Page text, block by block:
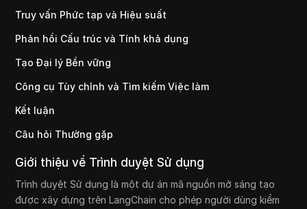
Truy vấn Phức tạp và Hiệu suất
Phản hồi Cấu trúc và Tính khả dụng
Tạo Đại lý Bền vững
Công cụ Tùy chỉnh và Tìm kiếm Việc làm
Kết luận
Câu hỏi Thường gặp
Giới thiệu về Trình duyệt Sử dụng
Trình duyệt Sử dụng là một dự án mã nguồn mở sáng tạo
được xây dựng trên LangChain cho phép người dùng kiểm